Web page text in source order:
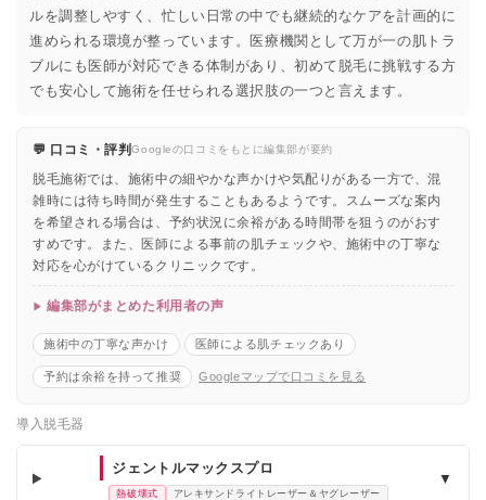
ルを調整しやすく、忙しい日常の中でも継続的なケアを計画的に
進められる環境が整っています。医療機関として万が一の肌トラ
ブルにも医師が対応できる体制があり、初めて脱毛に挑戦する方
でも安心して施術を任せられる選択肢の一つと言えます。
💬 口コミ・評判Googleの口コミをもとに編集部が要約
脱毛施術では、施術中の細やかな声かけや気配りがある一方で、混
雑時には待ち時間が発生することもあるようです。スムーズな案内
を希望される場合は、予約状況に余裕がある時間帯を狙うのがおす
すめです。また、医師による事前の肌チェックや、施術中の丁寧な
対応を心がけているクリニックです。
編集部がまとめた利用者の声
施術中の丁寧な声かけ 医師による肌チェックあり
予約は余裕を持って推奨 Googleマップで口コミを見る
導入脱毛器
ジェントルマックスプロ
熱破壊式 アレキサンドライトレーザー＆ヤグレーザー
▼